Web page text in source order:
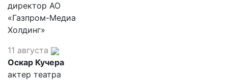
директор АО
«Газпром-Медиа
Холдинг»
11 августа
Оскар Кучера
актер театра